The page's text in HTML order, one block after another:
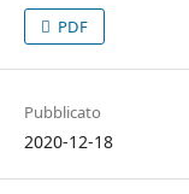
PDF
Pubblicato
2020-12-18